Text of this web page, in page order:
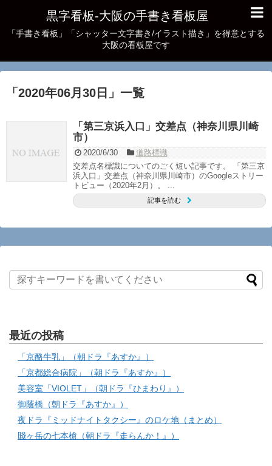
黒字看板‐大阪の手書き看板屋
「手書き看板」「シャッター文字書き/イラスト描き」を得意とする
大阪の看板屋です
「 2020年06月30日 」 一覧
「第三京浜入口」交差点（神奈川県川崎
市）
2020/6/30
道路標識
交差点名標識についてのごく短い記事です。 「第三京
浜入口」交差点（神奈川県川崎市）のGoogleストリー
トビュー（2020年2月）。 ...
記事を読む
最近の投稿
「京酪牛乳」（朝ドラ『あすか』）
「京都総合病院」（朝ドラ『あすか』）
美容室「VIOLET」（朝ドラ『ひまわり』）
御蔭橋（朝ドラ『あすか』）
夜ドラ『ミッドナイトタクシー』のロケ地（まとめ）
賤ヶ岳の七本槍（朝ドラ『走らんか！』）